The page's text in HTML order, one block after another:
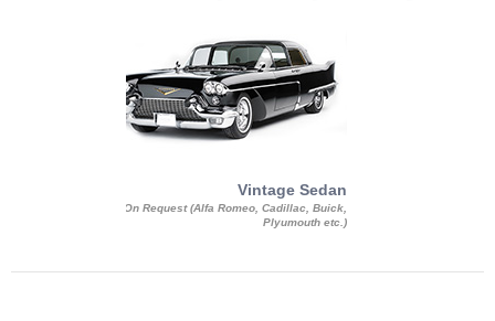
Vintage Sedan
On Request (Alfa Romeo, Cadillac, Buick,
Plyumouth etc.)